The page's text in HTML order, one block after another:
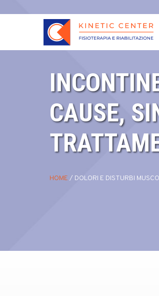
CAUSE,
HOME / DOLORI E DISTURBI